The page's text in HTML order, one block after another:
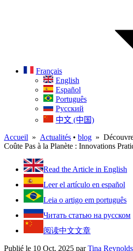
Français
English
Español
Português
Русский
中文 (中国)
Accueil » Actualités • blog »
Coûte Pas à la Planète : Innovations
Read the Article in English
Leer el artículo en español
Leia o artigo em português
Читать статью на русском
阅读中文文章
Publié le 10 Oct, 2025 parTina Reynolds